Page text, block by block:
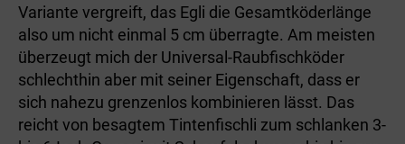
Variante vergreift, das Egli die Gesamtköderlänge
also um nicht einmal 5 cm überragte. Am meisten
überzeugt mich der Universal-Raubfischköder
schlechthin aber mit seiner Eigenschaft, dass er
sich nahezu grenzenlos kombinieren lässt. Das
reicht von besagtem Tintenfischli zum schlanken 3-